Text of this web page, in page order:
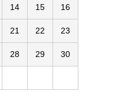
14 15 16
21 22 23
28 29 30